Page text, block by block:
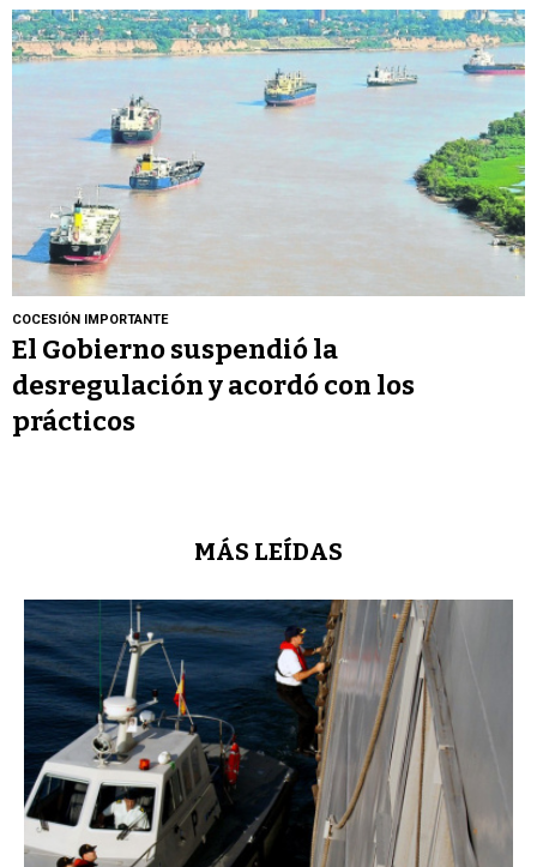
COCESIÓN IMPORTANTE
El Gobierno suspendió la
desregulación y acordó con los
prácticos
MÁS LEÍDAS